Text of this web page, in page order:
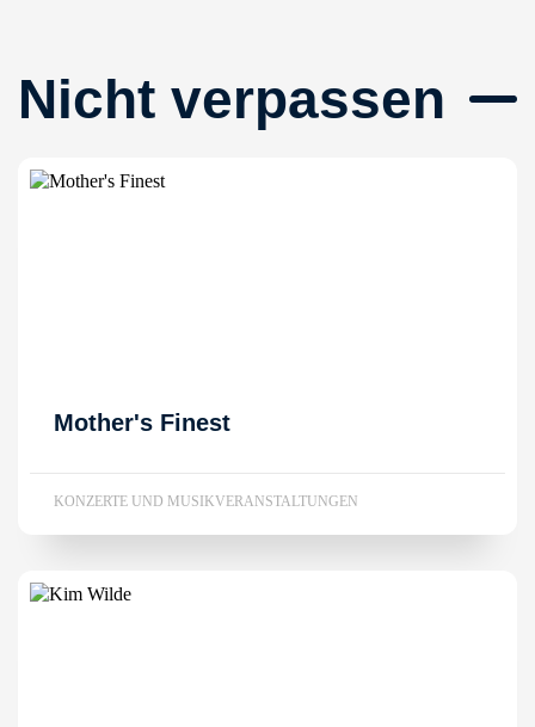
Nicht verpassen
Mother's Finest
KONZERTE UND MUSIKVERANSTALTUNGEN